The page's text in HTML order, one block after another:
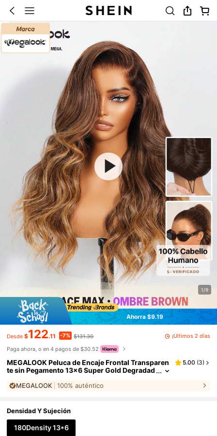
1/9
Ahorra $9.19
Desde $122.11 -7% $131.30
¡Últimos 2 días
Paga ahora, o en 4 pagos de $30.52
MEGALOOK Peluca de Encaje Frontal Transparen
te sin Pegamento 13x6 Super Gold Degradad
no 3 Capas Densidad 180% Estilo Natural para M
5.00 (3)
MEGALOOK 100% auténtico
Densidad Y Sujeción
180Density 13*6